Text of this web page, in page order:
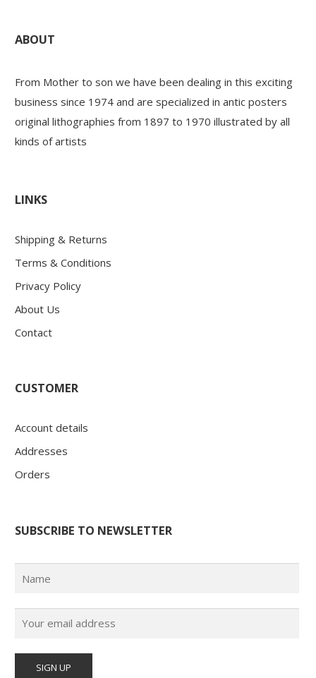
ABOUT
From Mother to son we have been dealing in this exciting
business since 1974 and are specialized in antic posters
original lithographies from 1897 to 1970 illustrated by all
kinds of artists
LINKS
Shipping & Returns
Terms & Conditions
Privacy Policy
About Us
Contact
CUSTOMER
Account details
Addresses
Orders
SUBSCRIBE TO NEWSLETTER